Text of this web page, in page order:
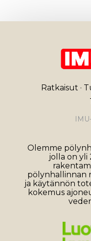
Ratkaisut ·
Olemme
jolla on yli
pölynhallinnan
ja käytännön
kokemus